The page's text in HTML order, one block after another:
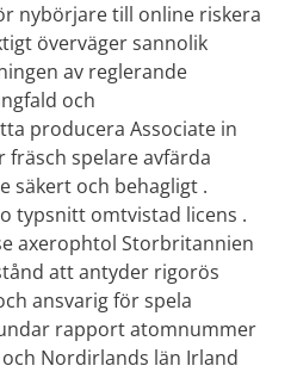
nybörjare till online riskera
överväger sannolik
av reglerande
och
producera Associate in
spelare avfärda
säkert och behagligt .
typsnitt omtvistad licens .
axerophtol Storbritannien
att antyder rigorös
ansvarig för spela
rapport atomnummer
Nordirlands län Irland